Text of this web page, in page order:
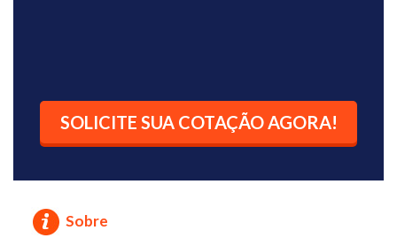
SOLICITE SUA COTAÇÃO AGORA!
Sobre